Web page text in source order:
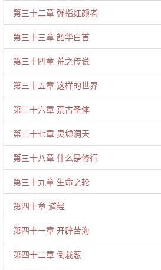
第三十二章 弹指红颜老
第三十三章 韶华白首
第三十四章 荒之传说
第三十五章 这样的世界
第三十六章 荒古圣体
第三十七章 灵墟洞天
第三十八章 什么是修行
第三十九章 生命之轮
第四十章 道经
第四十一章 开辟苦海
第四十二章 倒栽葱